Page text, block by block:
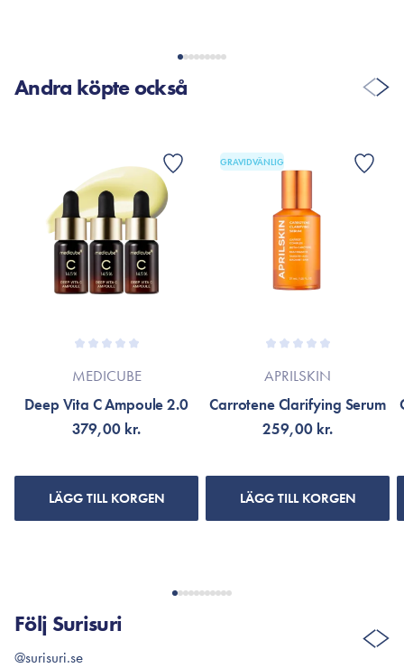
Andra köpte också
MEDICUBE
Deep Vita C Ampoule 2.0
379,00 kr.
LÄGG TILL KORGEN
GRAVIDVÄNLIG
APRILSKIN
Carrotene Clarifying Serum
259,00 kr.
LÄGG TILL KORGEN
Följ Surisuri
@surisuri.se